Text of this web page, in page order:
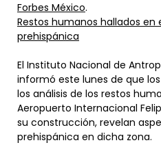
Forbes México.
Restos humanos hallados en
prehispánica
El Instituto Nacional de
informó este lunes de que
los análisis de los restos
Aeropuerto Internacional
su construcción, revelan
prehispánica en dicha zona.